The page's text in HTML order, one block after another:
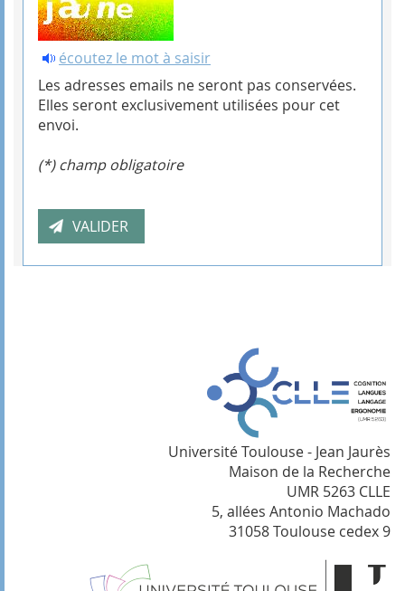
écoutez le mot à saisir
Les adresses emails ne seront pas conservées.
Elles seront exclusivement utilisées pour cet
envoi.
(*) champ obligatoire
Université Toulouse - Jean Jaurès
Maison de la Recherche
UMR 5263 CLLE
5, allées Antonio Machado
31058 Toulouse cedex 9